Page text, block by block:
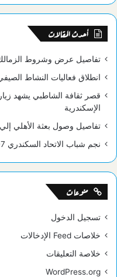
أحدث المقالات
تفاصيل عرض وشروط الزمالك
انطلاق فعاليات النشاط
قصر ثقافة الشاطبي يشهد
الإسكندرية
تفاصيل وصول بعثة الأهلي
نجم شباب الاتحاد السكندري 2007 يمضي علي أولي خطوات الإحتراف
منوعات
تسجيل الدخول
خلاصات Feed الإدخالات
خلاصة التعليقات
WordPress.org